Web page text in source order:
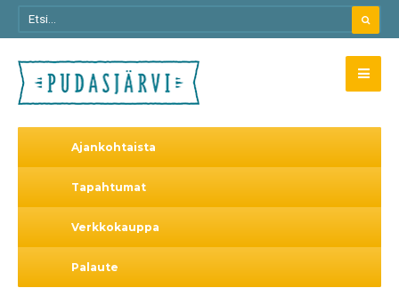
Ajankohtaista
Tapahtumat
Verkkokauppa
Palaute